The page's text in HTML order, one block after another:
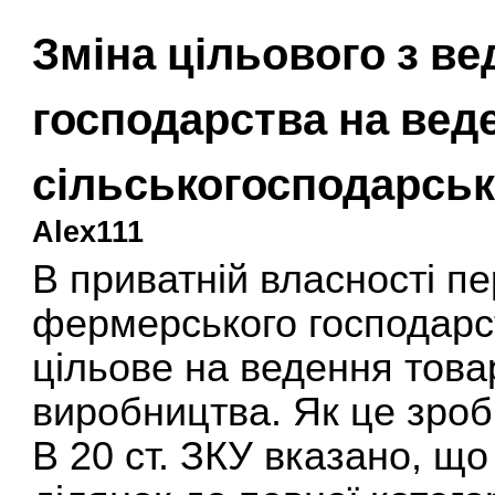
Зміна цільового з
господарства на
Alex111
В приватній власності
фермерського
цільове на ведення
виробництва. Як це
В 20 ст. ЗКУ вказано,